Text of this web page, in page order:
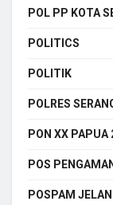
POL PP KOTA
POLITICS
POLITIK
POLRES
PON XX PAPUA
POS
POSPAM